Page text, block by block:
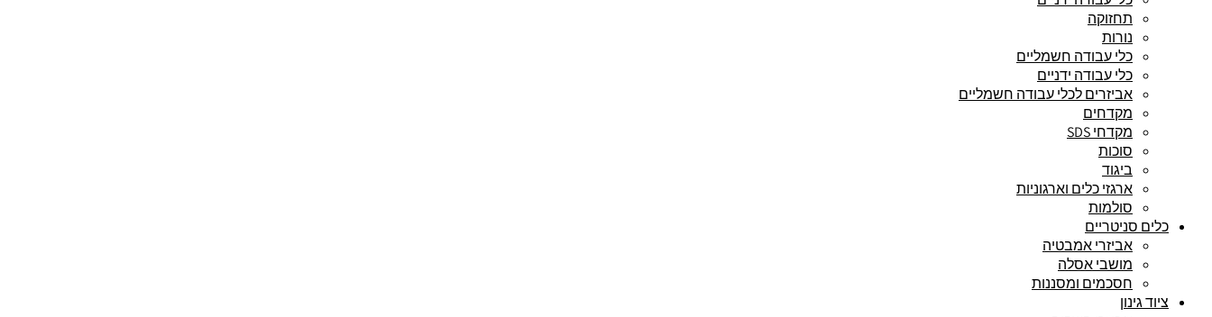
תחזוקה
נורות
כלי עבודה חשמליים
כלי עבודה ידניים
אביזרים לכלי עבודה חשמליים
מקדחים
מקדחי SDS
סוכות
ביגוד
ארגזי כלים וארגוניות
סולמות
כלים סניטריים
אביזרי אמבטיה
מושבי אסלה
חסכמים ומסננות
ציוד גינון